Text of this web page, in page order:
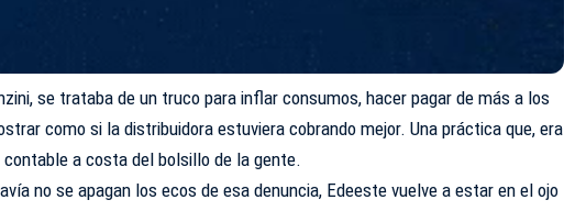
se trataba de un truco para inflar consumos, hacer pagar de más a los
como si la distribuidora estuviera cobrando mejor. Una práctica que, era
contable a costa del bolsillo de la gente.
no se apagan los ecos de esa denuncia, Edeeste vuelve a estar en el ojo